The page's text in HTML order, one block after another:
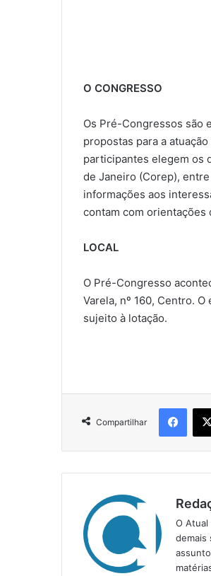
O CONGRESSO
Os Pré-Congressos são
propostas para a
participantes elegem os
de Janeiro (Corep),
informações aos
contam com orientações
LOCAL
O Pré-Congresso
Varela, nº 160, Centro.
sujeito à lotação.
Compartilhar
O Atual
demais